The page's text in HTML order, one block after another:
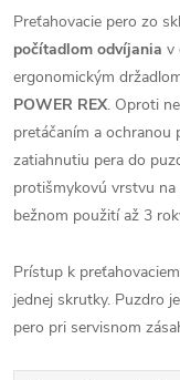
Preťahovacie pero zo
počítadlom odvíjania v
ergonomickým
POWER REX. Oproti
pretáčaním a
zatiahnutiu pera do
protišmykovú vrstvu
bežnom použití až 3
Prístup k
jednej skrutky. Puzdro
pero pri servisnom